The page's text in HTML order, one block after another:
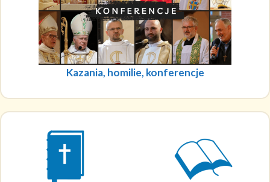
Kazania, homilie, konferencje